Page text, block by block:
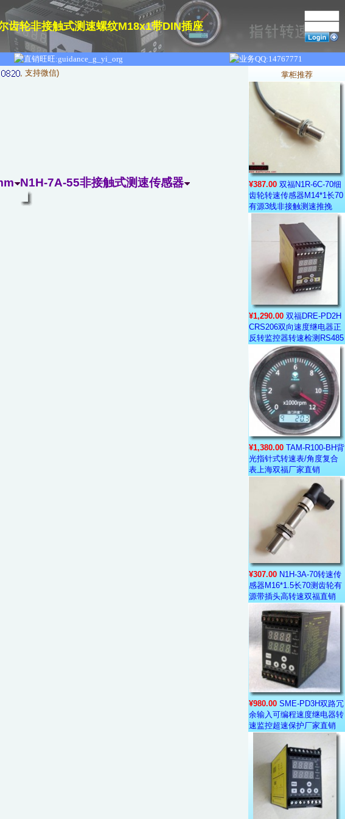
齿轮非接触式测速螺纹M18x1带DIN插座
, 支持微信)
N1H-7A-55非接触式测速传感器
掌柜推荐
¥387.00 双福N1R-6C-70细
齿轮转速传感器M14*1长70
有源3线非接触测速推挽
¥1,290.00 双福DRE-PD2H
CRS206双向速度继电器正
反转监控器转速检测RS485
¥1,380.00 TAM-R100-BH背
光指针式转速表/角度复合
表上海双福厂家直销
¥307.00 N1H-3A-70转速传
感器M16*1.5长70测齿轮有
源带插头高转速双福直销
¥980.00 SME-PD3H双路冗
余输入可编程速度继电器转
速监控超速保护厂家直销